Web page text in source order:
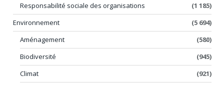
Responsabilité sociale des organisations
(1 185)
Environnement
(5 694)
Aménagement
(580)
Biodiversité
(945)
Climat
(921)